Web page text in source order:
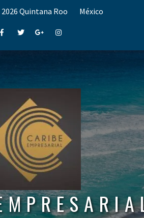
Quintana Roo México
FacebookTwitterGoogle+Instagram